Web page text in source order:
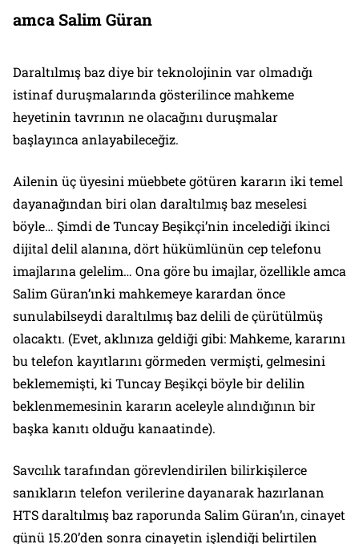
amca Salim Güran
Daraltılmış baz diye bir teknolojinin var olmadığı
istinaf duruşmalarında gösterilince mahkeme
heyetinin tavrının ne olacağını duruşmalar
başlayınca anlayabileceğiz.
Ailenin üç üyesini müebbete götüren kararın iki temel
dayanağından biri olan daraltılmış baz meselesi
böyle… Şimdi de Tuncay Beşikçi’nin incelediği ikinci
dijital delil alanına, dört hükümlünün cep telefonu
imajlarına gelelim… Ona göre bu imajlar, özellikle amca
Salim Güran’ınki mahkemeye karardan önce
sunulabilseydi daraltılmış baz delili de çürütülmüş
olacaktı. (Evet, aklınıza geldiği gibi: Mahkeme, kararını
bu telefon kayıtlarını görmeden vermişti, gelmesini
beklememişti, ki Tuncay Beşikçi böyle bir delilin
beklenmemesinin kararın aceleyle alındığının bir
başka kanıtı olduğu kanaatinde).
Savcılık tarafından görevlendirilen bilirkişilerce
sanıkların telefon verilerine dayanarak hazırlanan
HTS daraltılmış baz raporunda Salim Güran’ın, cinayet
günü 15.20’den sonra cinayetin işlendiği belirtilen